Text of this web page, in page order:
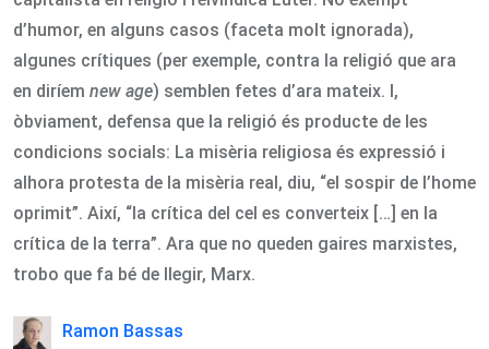
d’humor, en alguns casos (faceta molt ignorada),
algunes crítiques (per exemple, contra la religió que ara
en diríem new age) semblen fetes d’ara mateix. I,
òbviament, defensa que la religió és producte de les
condicions socials: La misèria religiosa és expressió i
alhora protesta de la misèria real, diu, “el sospir de l’home
oprimit”. Així, “la crítica del cel es converteix […] en la
crítica de la terra”. Ara que no queden gaires marxistes,
trobo que fa bé de llegir, Marx.
Ramon Bassas